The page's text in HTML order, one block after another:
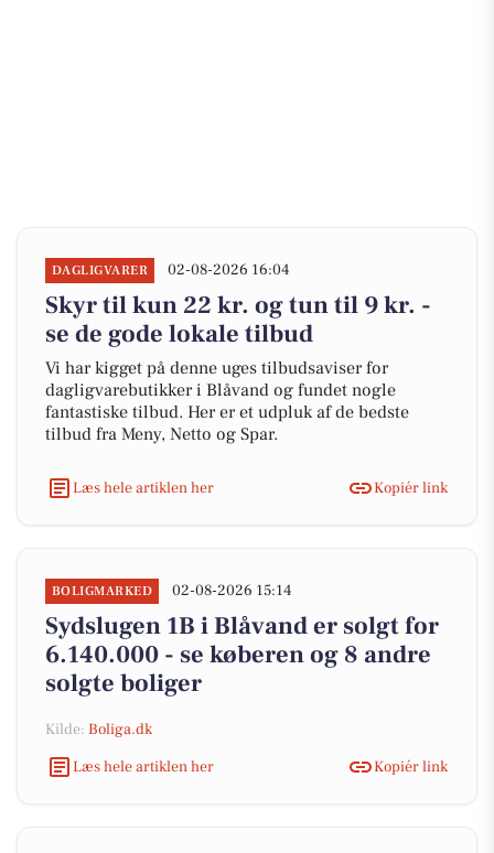
DAGLIGVARER 02-08-2026 16:04
Skyr til kun 22 kr. og tun til 9 kr. -
se de gode lokale tilbud
Vi har kigget på denne uges tilbudsaviser for
dagligvarebutikker i Blåvand og fundet nogle
fantastiske tilbud. Her er et udpluk af de bedste
tilbud fra Meny, Netto og Spar.
Læs hele artiklen her Kopiér link
BOLIGMARKED 02-08-2026 15:14
Sydslugen 1B i Blåvand er solgt for
6.140.000 - se køberen og 8 andre
solgte boliger
Kilde: Boliga.dk
Læs hele artiklen her
Kopiér link